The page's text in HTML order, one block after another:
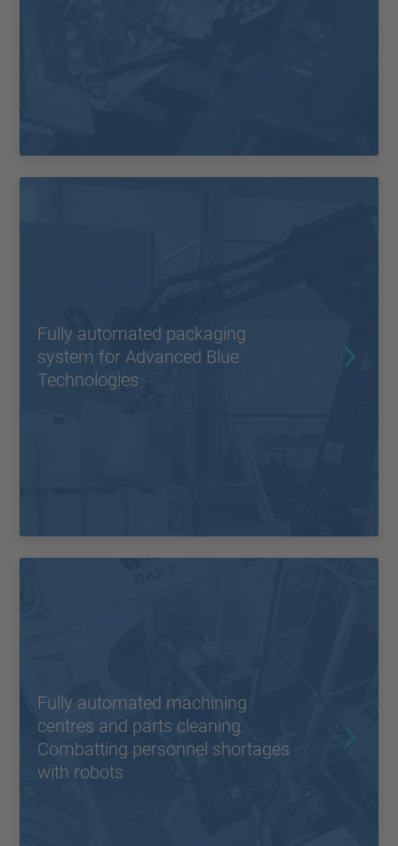
Fully automated packaging
system for Advanced Blue
Technologies
Fully automated machining
centres and parts cleaning.
Combatting personnel shortages
with robots